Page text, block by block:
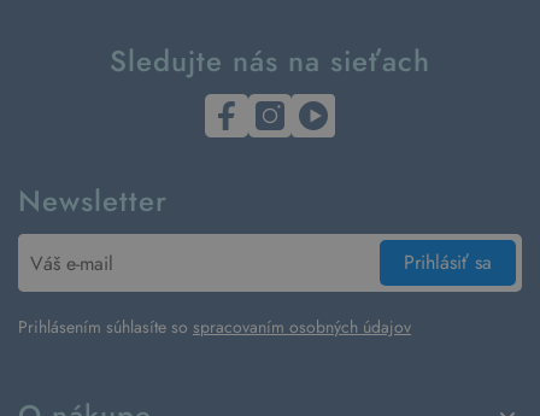
Sledujte nás na sieťach
Newsletter
Prihlásiť sa
Prihlásením súhlasíte so spracovaním osobných údajov